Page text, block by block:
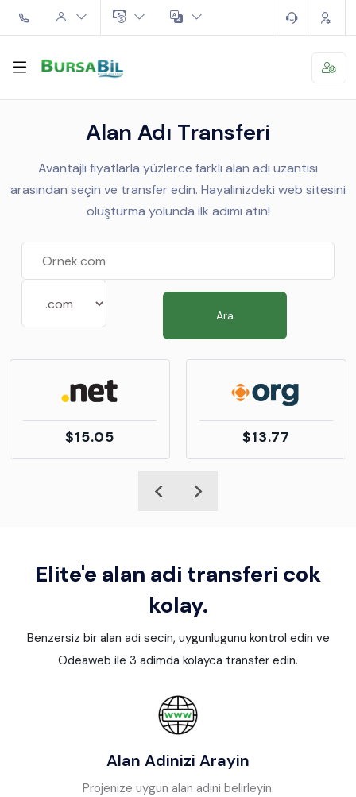
Alan Adı Transferi
Avantajlı fiyatlarla yüzlerce farklı alan adı uzantısı
arasından seçin ve transfer edin. Hayalinizdeki web sitesini
oluşturma yolunda ilk adımı atın!
Ara
$15.05 $13.77
Elite'e alan adi transferi cok
kolay.
Benzersiz bir alan adi secin, uygunlugunu kontrol edin ve
Odeaweb ile 3 adimda kolayca transfer edin.
Alan Adinizi Arayin
Projenize uygun alan adini belirleyin.